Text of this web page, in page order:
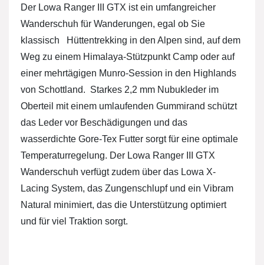
Der Lowa Ranger III GTX ist ein umfangreicher
Wanderschuh für Wanderungen, egal ob Sie
klassisch Hüttentrekking in den Alpen sind, auf dem
Weg zu einem Himalaya-Stützpunkt Camp oder auf
einer mehrtägigen Munro-Session in den Highlands
von Schottland. Starkes 2,2 mm Nubukleder im
Oberteil mit einem umlaufenden Gummirand schützt
das Leder vor Beschädigungen und das
wasserdichte Gore-Tex Futter sorgt für eine optimale
Temperaturregelung. Der Lowa Ranger III GTX
Wanderschuh verfügt zudem über das Lowa X-
Lacing System, das Zungenschlupf und ein Vibram
Natural minimiert, das die Unterstützung optimiert
und für viel Traktion sorgt.